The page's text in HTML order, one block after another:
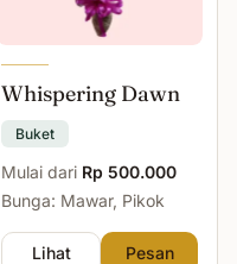
Whispering Dawn
Buket
Mulai dari Rp 500.000
Bunga: Mawar, Pikok
Lihat Pesan